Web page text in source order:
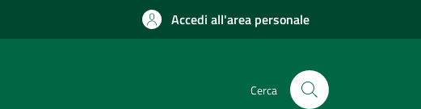
Accedi all'area personale
Cerca